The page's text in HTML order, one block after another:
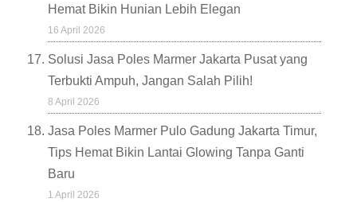
Hemat Bikin Hunian Lebih Elegan
16 April 2026
Solusi Jasa Poles Marmer Jakarta Pusat yang
Terbukti Ampuh, Jangan Salah Pilih!
8 April 2026
Jasa Poles Marmer Pulo Gadung Jakarta Timur,
Tips Hemat Bikin Lantai Glowing Tanpa Ganti
Baru
1 April 2026